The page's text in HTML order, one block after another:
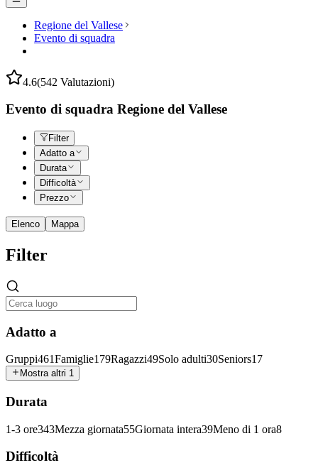
Regione del Vallese
Evento di squadra
4.6(542 Valutazioni)
Evento di squadra Regione del Vallese
Filter
Adatto a
Durata
Difficoltà
Prezzo
Elenco Mappa
Filter
Adatto a
Gruppi461Famiglie179Ragazzi49Solo adulti30Seniors17
Mostra altri 1
Durata
1-3 ore343Mezza giornata55Giornata intera39Meno di 1 ora8
Difficoltà